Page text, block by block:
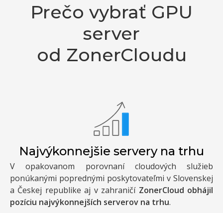
Prečo vybrať GPU
server
od ZonerCloudu
Najvýkonnejšie servery na trhu
V opakovanom porovnaní cloudových služieb
ponúkanými poprednými poskytovateľmi v Slovenskej
a Českej republike aj v zahraničí ZonerCloud obhájil
pozíciu najvýkonnejších serverov na trhu.